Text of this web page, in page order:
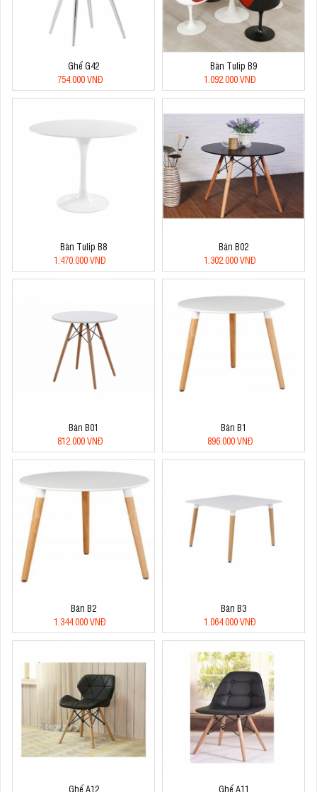
Ghế G42
754.000 VNĐ
Bàn Tulip B9
1.092.000 VNĐ
Bàn Tulip B8
1.470.000 VNĐ
Bàn B02
1.302.000 VNĐ
Bàn B01
812.000 VNĐ
Bàn B1
896.000 VNĐ
Bàn B2
1.344.000 VNĐ
Bàn B3
1.064.000 VNĐ
Ghế A12 Ghế A11